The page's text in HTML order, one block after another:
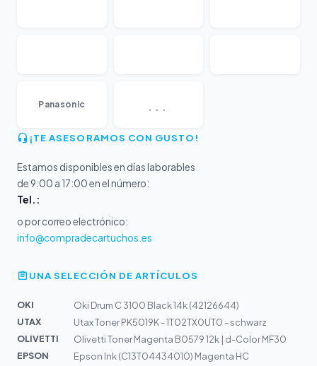
Panasonic ...
¡TE ASESORAMOS CON GUSTO!
Estamos disponibles en días laborables
de 9:00 a 17:00 en el número:
Tel.:
o por correo electrónico:
info@compradecartuchos.es
UNA SELECCIÓN DE ARTÍCULOS
OKI
Oki Drum C 3100 Black 14k (42126644)
UTAX
Utax Toner PK5019K - 1T02TX0UT0 - schwarz
OLIVETTI
Olivetti Toner Magenta B0579 12k | d-Color MF30
EPSON
Epson Ink (C13T04434010) Magenta HC